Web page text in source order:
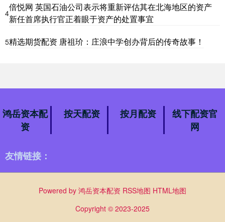
4
倍悦网 英国石油公司表示将重新评估其在北海地区的资产
新任首席执行官正着眼于资产的处置事宜
5精选期货配资 唐祖玠：庄浪中学创办背后的传奇故事！
鸿岳资本配
资
按天配资 按月配资
线下配资官
网
友情链接：
Powered by 鸿岳资本配资 RSS地图 HTML地图
Copyright © 2023-2025